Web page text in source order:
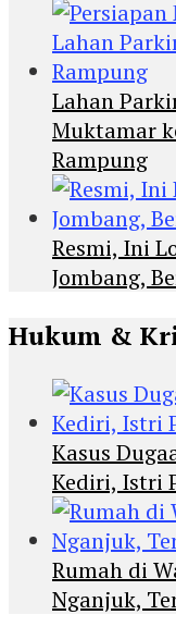
Lahan
Muktamar
Rampung
Resmi, Ini
Jombang,
Hukum &
Kasus
Kediri, Istri
Rumah di
Nganjuk,